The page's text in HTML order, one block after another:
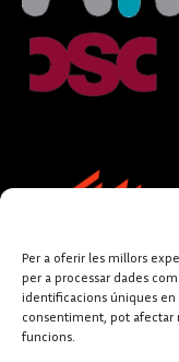
Per a oferir les millors
per a processar dades
identificacions úniques
consentiment, pot afectar
funcions.